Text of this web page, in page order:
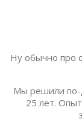
Ну обычно про
Мы решили по-
25 лет.